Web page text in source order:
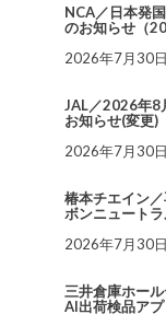
NCA／日本発
のお知らせ（
2026年7月30日
JAL／2026年8
お知らせ(変更)
2026年7月30日
椿本チエイン
ボンニュート
2026年7月30日
三井倉庫ホー
AI出荷検品ア